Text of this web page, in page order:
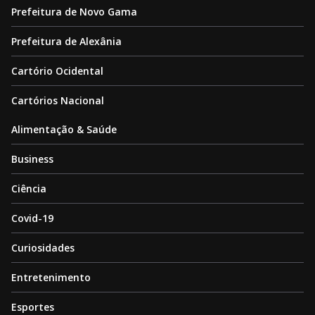
Prefeitura de Novo Gama
Prefeitura de Alexânia
Cartório Ocidental
Cartórios Nacional
Alimentação & Saúde
Business
Ciência
Covid-19
Curiosidades
Entretenimento
Esportes